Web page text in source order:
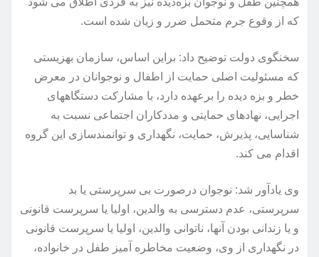
که از وقوع جرم متحمل ضرر و زیان شده است.
سخنگوی دولت توضیح داد: براین اساس، سازمان بهزیستی
که مسئولیت اصلی حمایت از اطفال و نوجوانان در معرض
خطر و بزه دیده را برعهده دارد، با مشارکت دستگاه‎های
اجرایی، نهادهای حمایتی و مددکاران اجتماعی نسبت به
شناسایی، پذیرش، حمایت، نگهداری و توانمندسازی این گروه
اقدام می کند.
وی یادآور شد: نوجوان درصورت بی سرپرستی یا بد
سرپرستی، عدم دسترسی به والدین، اولیا یا سرپرست قانونی
و یا زندانی بودن آنها، ناتوانی والدین، اولیا یا سرپرست قانونی
در نگهداری از وی، وضعیت مخاطره آمیز طفل در خانواده،